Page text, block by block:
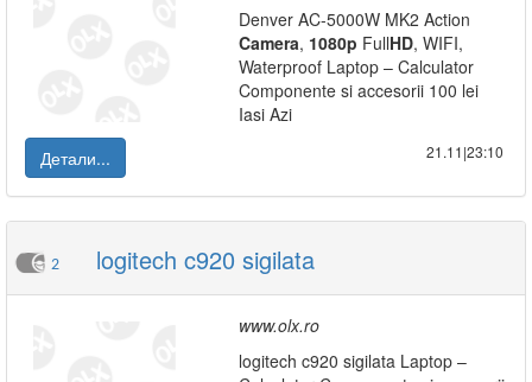
Denver AC-5000W MK2 Action
Camera, 1080p FullHD, WIFI,
Waterproof Laptop – Calculator
Componente si accesorii 100 lei
Iasi Azi
Детали...
21.11|23:10
2 logitech c920 sigilata
www.olx.ro
logitech c920 sigilata Laptop –